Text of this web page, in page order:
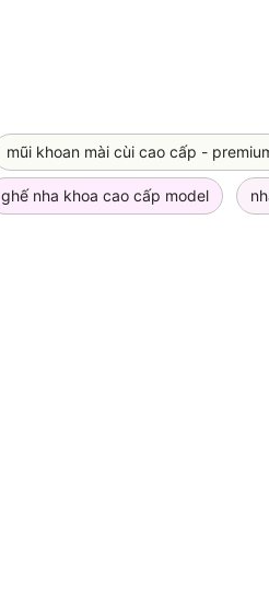
mũi khoan mài cùi cao cấp -
ghế nha khoa cao cấp model